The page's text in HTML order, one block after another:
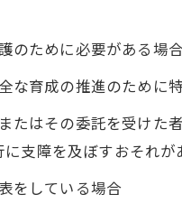
のために必要がある場
な育成の推進のために
たはその委託を受けた
支障を及ぼすおそれが
をしている場合